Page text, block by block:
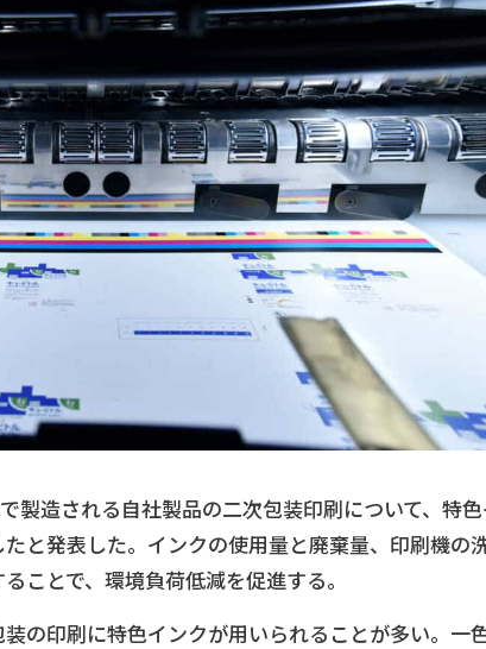
製造される自社製品の二次包装印刷について、特色
と発表した。インクの使用量と廃棄量、印刷機の
ことで、環境負荷低減を促進する。
の印刷に特色インクが用いられることが多い。一